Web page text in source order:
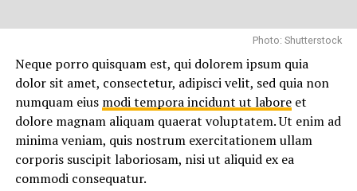
fugiat”
Temporibus autem quibusdam et aut officiis debitis aut
rerum necessitatibus saepe eveniet ut et voluptates
repudiandae sint et molestiae non recusandae. Itaque
earum rerum hictenetur a sapientedelectus, ut aut
reiciendis voluptatibus maiores alias consequatur aut
perferendis doloribus asperiores repellat.
Photo: Shutterstock
Neque porro quisquam est, qui dolorem ipsum quia
dolor sit amet, consectetur, adipisci velit, sed quia non
numquam eius modi tempora incidunt ut laboreet
dolore magnam aliquam quaerat voluptatem. Ut enim ad
minima veniam, quis nostrum exercitationem ullam
corporis suscipit laboriosam, nisi ut aliquid ex ea
commodi consequatur.